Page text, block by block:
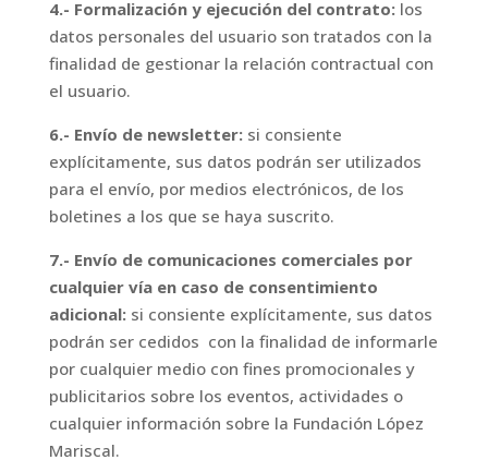
4.- Formalización y ejecución del contrato:los
datos personales del usuario son tratados con la
finalidad de gestionar la relación contractual con
el usuario.
6.- Envío de newsletter:si consiente
explícitamente, sus datos podrán ser utilizados
para el envío, por medios electrónicos, de los
boletines a los que se haya suscrito.
7.- Envío de comunicaciones comerciales por
cualquier vía en caso de consentimiento
adicional:si consiente explícitamente, sus datos
podrán ser cedidos con la finalidad de informarle
por cualquier medio con fines promocionales y
publicitarios sobre los eventos, actividades o
cualquier información sobre la Fundación López
Mariscal.